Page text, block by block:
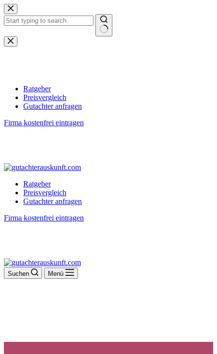
Zum
Inhalt
springen
Keine
Ergebnisse
Ratgeber
Preisvergleich
Gutachter anfragen
Firma kostenfrei eintragen
Ratgeber
Preisvergleich
Gutachter anfragen
Firma kostenfrei eintragen
Suchen Menü